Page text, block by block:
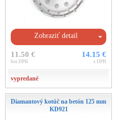
Zobraziť detail
11.50 €
bez DPH
14.15 €
s DPH
vypredané
Diamantový kotúč na betón 125 mm
KD921